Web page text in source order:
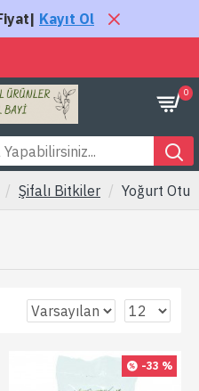
Kayıt Ol
0
Şifalı Bitkiler Yoğurt Otu
-33 %